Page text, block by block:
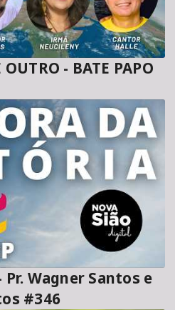
- BATE PAPO
#346